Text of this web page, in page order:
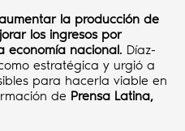
la producción de
los ingresos por
economía nacional. Díaz-
estratégica y urgió a
para hacerla viable en
de Prensa Latina,